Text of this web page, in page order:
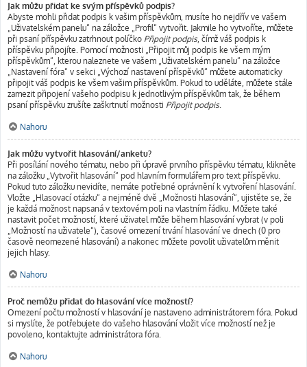
Jak můžu přidat ke svým příspěvků podpis?
Abyste mohli přidat podpis k vašim příspěvkům, musíte ho nejdřív ve vašem
„Uživatelském panelu“ na záložce „Profil“ vytvořit. Jakmile ho vytvoříte, můžete
při psaní příspěvku zatrhnout políčko Připojit podpis, čímž váš podpis k
příspěvku připojíte. Pomocí možnosti „Připojit můj podpis ke všem mým
příspěvkům“, kterou naleznete ve vašem „Uživatelském panelu“ na záložce
„Nastavení fóra“ v sekci „Výchozí nastavení příspěvků“ můžete automaticky
připojit váš podpis ke všem vašim příspěvkům. Pokud to uděláte, můžete stále
zamezit připojení vašeho podpisu k jednotlivým příspěvkům tak, že během
psaní příspěvku zrušíte zaškrtnutí možnosti Připojit podpis.
Nahoru
Jak můžu vytvořit hlasování/anketu?
Při posílání nového tématu, nebo při úpravě prvního příspěvku tématu, klikněte
na záložku „Vytvořit hlasování“ pod hlavním formulářem pro text příspěvku.
Pokud tuto záložku nevidíte, nemáte potřebné oprávnění k vytvoření hlasování.
Vložte „Hlasovací otázku“ a nejméně dvě „Možnosti hlasování“, ujistěte se, že
je každá možnost napsaná v textovém poli na vlastním řádku. Můžete také
nastavit počet možností, které uživatel může během hlasování vybrat (v poli
„Možností na uživatele“), časové omezení trvání hlasování ve dnech (0 pro
časově neomezené hlasování) a nakonec můžete povolit uživatelům měnit
jejich hlasy.
Nahoru
Proč nemůžu přidat do hlasování více možností?
Omezení počtu možností v hlasování je nastaveno administrátorem fóra. Pokud
si myslíte, že potřebujete do vašeho hlasování vložit více možností než je
povoleno, kontaktujte administrátora fóra.
Nahoru